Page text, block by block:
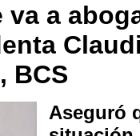
va a
BCS
Aseguró